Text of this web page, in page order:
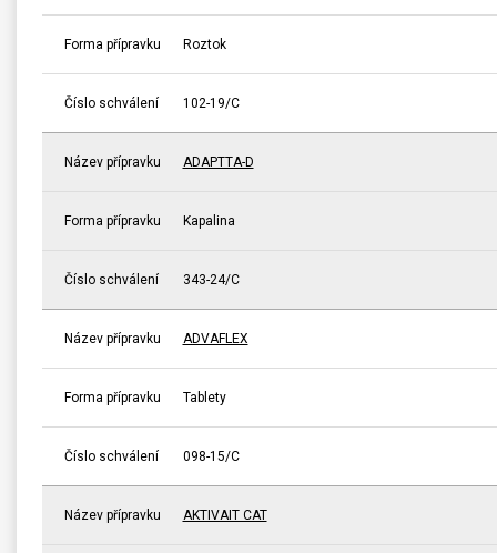
Forma přípravku Roztok
Číslo schválení 102-19/C
Název přípravku ADAPTTA-D
Forma přípravku Kapalina
Číslo schválení 343-24/C
Název přípravku ADVAFLEX
Forma přípravku Tablety
Číslo schválení 098-15/C
Název přípravku AKTIVAIT CAT